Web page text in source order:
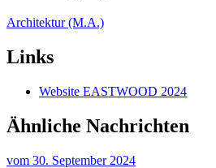
Architektur (M.A.)
Links
Website EASTWOOD 2024
Ähnliche Nachrichten
vom 30. September 2024